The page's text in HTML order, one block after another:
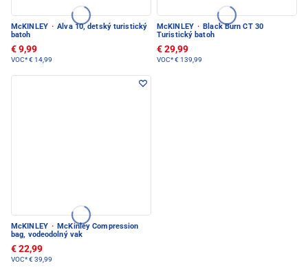
McKINLEY · Alva 10, detský turistický
batoh
€ 9,99
VOC*€ 14,99
McKINLEY · Black Burn CT 30
Turistický batoh
€ 29,99
VOC*€ 139,99
McKINLEY · McKinley Compression
bag, vodeodolný vak
€ 22,99
VOC*€ 39,99